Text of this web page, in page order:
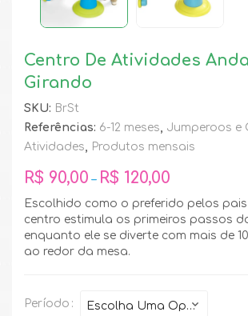
Centro De Atividades
Girando
SKU: BrSt
Referências: 6-12 meses
Jumperoos e
Atividades
Produtos mensais
R$ 90,00 – R$ 120,00
Escolhido como o preferido pelos pais
centro estimula os primeiros passos
enquanto ele se diverte com mais de
ao redor da mesa.
Período